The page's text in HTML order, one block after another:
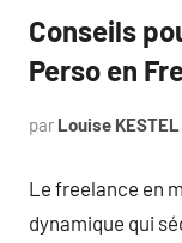
Conseils
Perso en
par Louise KESTEL
Le freelance en
dynamique qui